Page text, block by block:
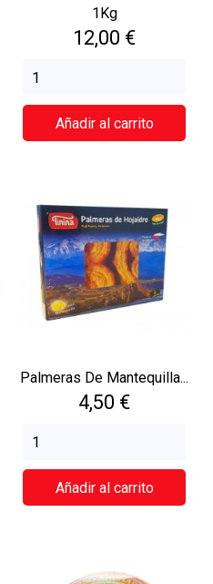
1Kg
Precio
12,00 €
Añadir al carrito
Palmeras De Mantequilla...
Precio
4,50 €
Añadir al carrito